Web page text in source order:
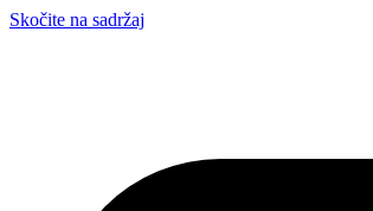
Skočite na sadržaj